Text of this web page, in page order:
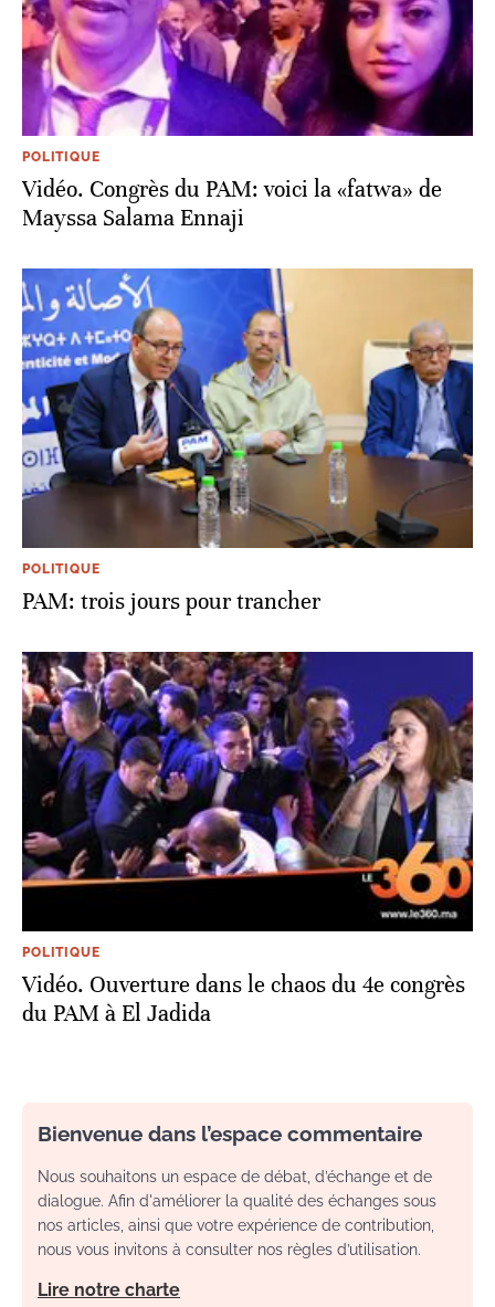
POLITIQUE
Vidéo. Congrès du PAM: voici la «fatwa» de
Mayssa Salama Ennaji
POLITIQUE
PAM: trois jours pour trancher
POLITIQUE
Vidéo. Ouverture dans le chaos du 4e congrès
du PAM à El Jadida
Bienvenue dans l’espace commentaire
Nous souhaitons un espace de débat, d’échange et de
dialogue. Afin d'améliorer la qualité des échanges sous
nos articles, ainsi que votre expérience de contribution,
nous vous invitons à consulter nos règles d’utilisation.
Lire notre charte